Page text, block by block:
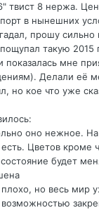
твист 8 нержа.
в нынешних
прошу сильно
такую 2015
показалась мне
Делали её
но кое что уже
оно нежное. На
Цветов кроме
будет
но весь мир